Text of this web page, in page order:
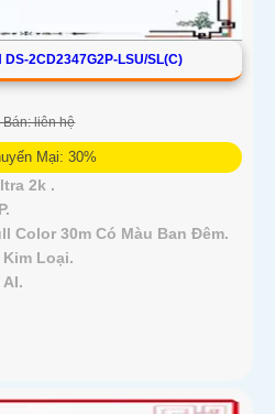
DS-2CD2347G2P-LSU/SL(C)
Bán: liên hệ
Mại: 30%
2k .
Color 30m Có Màu Ban Đêm.
Kim Loại.